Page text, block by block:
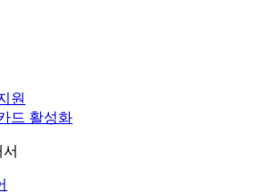
원
드 활성화